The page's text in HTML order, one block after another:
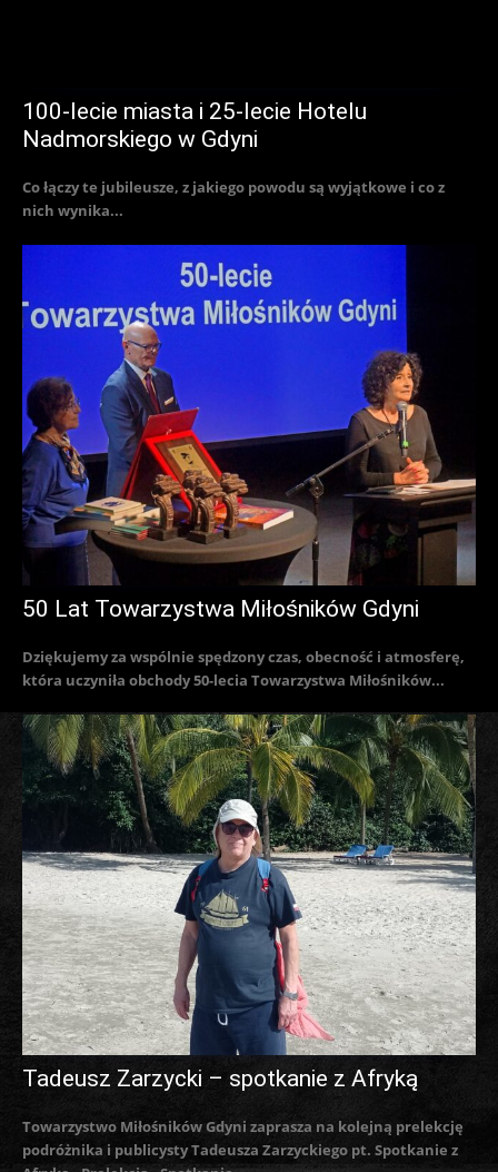
100-lecie miasta i 25-lecie Hotelu
Nadmorskiego w Gdyni
Co łączy te jubileusze, z jakiego powodu są wyjątkowe i co z
nich wynika...
50 Lat Towarzystwa Miłośników Gdyni
Dziękujemy za wspólnie spędzony czas, obecność i atmosferę,
która uczyniła obchody 50-lecia Towarzystwa Miłośników...
Tadeusz Zarzycki – spotkanie z Afryką
Towarzystwo Miłośników Gdyni zaprasza na kolejną prelekcję
podróżnika i publicysty Tadeusza Zarzyckiego pt. Spotkanie z